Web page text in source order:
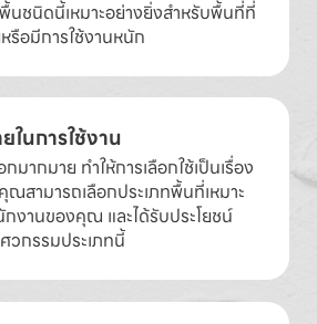
พื้นชนิดนี้เหมาะอย่างยิ่งสำหรับพื้นที่ที่
รือมีการใช้งานหนัก
ในการใช้งาน
ากมาย ทำให้การเลือกใช้เป็นเรื่อง
ณสามารถเลือกประเภทพื้นที่เหมาะ
งานของคุณ และได้รับประโยชน์
กรรมประเภทนี้